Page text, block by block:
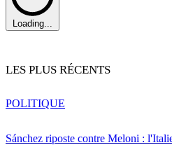
Loading...
LES PLUS RÉCENTS
Sánchez riposte contre Meloni :
POLITIQUE